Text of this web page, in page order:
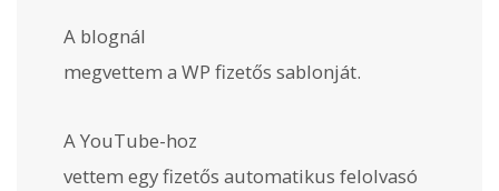
A blognál
megvettem a WP fizetős sablonját.
A YouTube-hoz
vettem egy fizetős automatikus felolvasó